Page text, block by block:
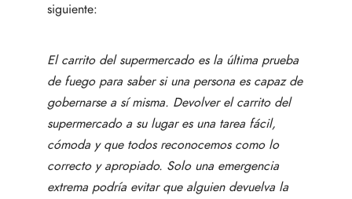
siguiente:
El carrito del supermercado es la última prueba
de fuego para saber si una persona es capaz de
gobernarse a sí misma. Devolver el carrito del
supermercado a su lugar es una tarea fácil,
cómoda y que todos reconocemos como lo
correcto y apropiado. Solo una emergencia
extrema podría evitar que alguien devuelva la